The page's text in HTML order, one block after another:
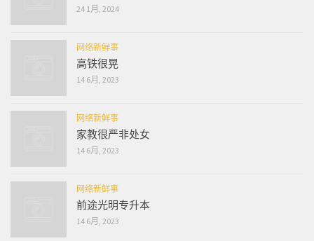
24 1月, 2024
网络新鲜事
高铁很晃
14 6月, 2023
网络新鲜事
家教很严非处女
14 6月, 2023
网络新鲜事
前途光明专升本
14 6月, 2023